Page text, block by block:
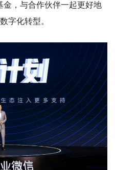
金，与合作伙伴一起更好地
字化转型。